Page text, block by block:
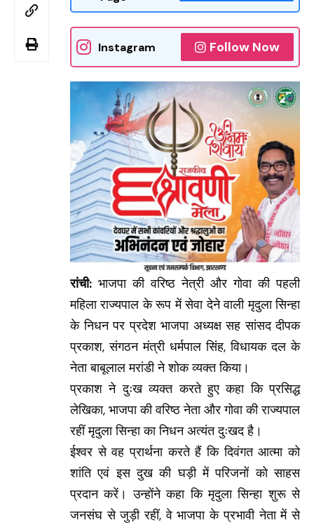
Instagram Follow Now
रांची: भाजपा की वरिष्ठ नेत्री और गोवा की पहली
महिला राज्यपाल के रूप में सेवा देने वाली मृदुला सिन्हा
के निधन पर प्रदेश भाजपा अध्यक्ष सह सांसद दीपक
प्रकाश, संगठन मंत्री धर्मपाल सिंह, विधायक दल के
नेता बाबूलाल मरांडी ने शोक व्यक्त किया।
प्रकाश ने दुःख व्यक्त करते हुए कहा कि प्रसिद्ध
लेखिका, भाजपा की वरिष्ठ नेता और गोवा की राज्यपाल
रहीं मृदुला सिन्हा का निधन अत्यंत दुःखद है।
ईश्वर से वह प्रार्थना करते हैं कि दिवंगत आत्मा को
शांति एवं इस दुख की घड़ी में परिजनों को साहस
प्रदान करें। उन्होंने कहा कि मृदुला सिन्हा शुरू से
जनसंघ से जुड़ी रहीं, वे भाजपा के प्रभावी नेता में से